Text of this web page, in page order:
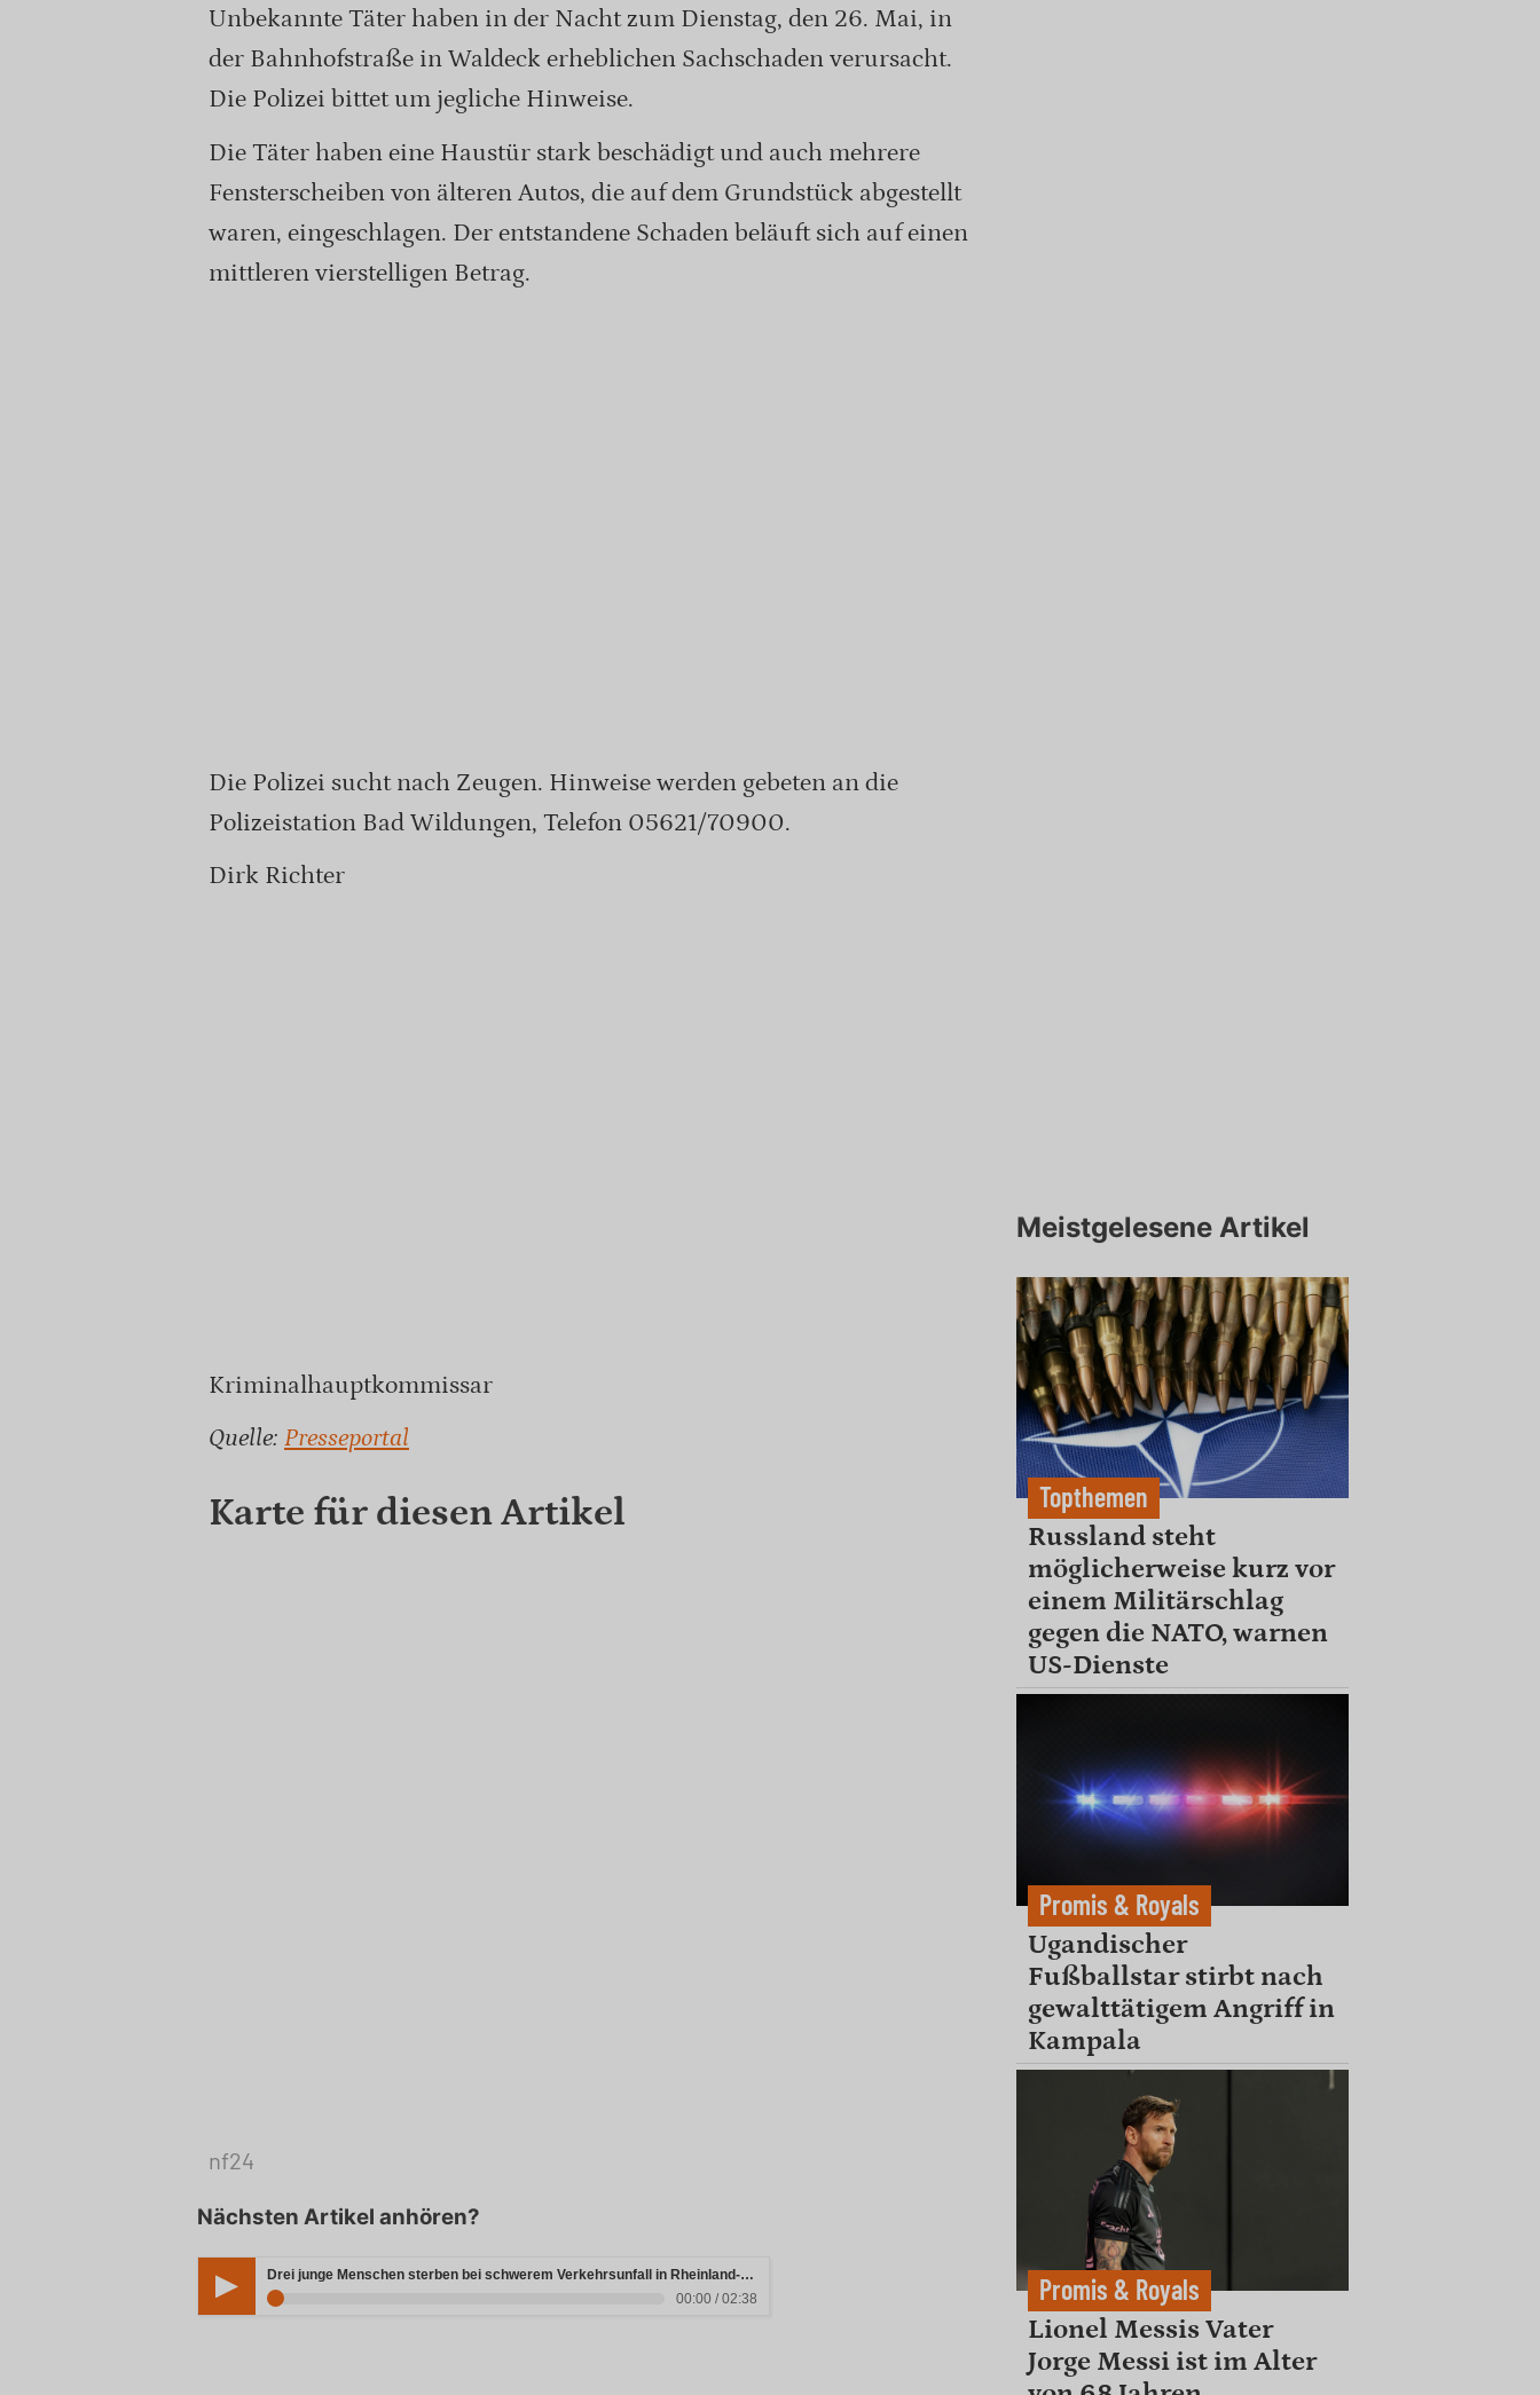
Unbekannte Täter haben in der Nacht zum Dienstag, den 26. Mai, in
der Bahnhofstraße in Waldeck erheblichen Sachschaden verursacht.
Die Polizei bittet um jegliche Hinweise.
Die Täter haben eine Haustür stark beschädigt und auch mehrere
Fensterscheiben von älteren Autos, die auf dem Grundstück abgestellt
waren, eingeschlagen. Der entstandene Schaden beläuft sich auf einen
mittleren vierstelligen Betrag.
Die Polizei sucht nach Zeugen. Hinweise werden gebeten an die
Polizeistation Bad Wildungen, Telefon 05621/70900.
Dirk Richter
Kriminalhauptkommissar
Quelle: Presseportal
Karte für diesen Artikel
nf24
Nächsten Artikel anhören?
Drei junge Menschen sterben bei schwerem Verkehrsunfall in Rheinland-Pfalz
00:00 / 02:38
Meistgelesene Artikel
Topthemen
Russland steht
möglicherweise kurz vor
einem Militärschlag
gegen die NATO, warnen
US-Dienste
Promis & Royals
Ugandischer
Fußballstar stirbt nach
gewalttätigem Angriff in
Kampala
Promis & Royals
Lionel Messis Vater
Jorge Messi ist im Alter